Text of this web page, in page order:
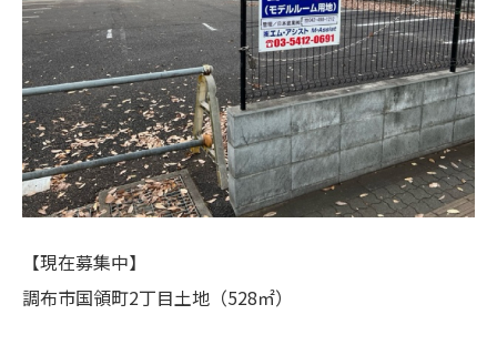
【現在募集中】
調布市国領町2丁目土地（528㎡）